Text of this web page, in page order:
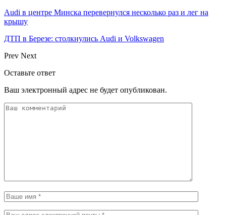
Audi в центре Минска перевернулся несколько раз и лег на
крышу
ДТП в Березе: столкнулись Audi и Volkswagen
Prev Next
Оставьте ответ
Ваш электронный адрес не будет опубликован.